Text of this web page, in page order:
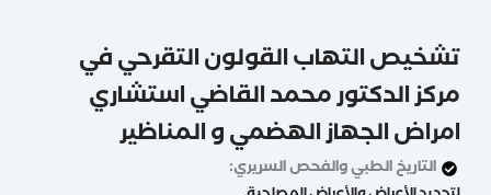
تشخيص التهاب القولون التقرحي في
مركز الدكتور محمد القاضي استشاري
امراض الجهاز الهضمي و المناظير
التاريخ الطبي والفحص السريري: